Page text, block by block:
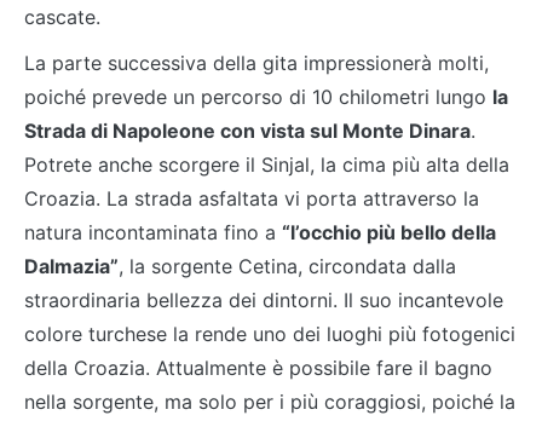
cascate.
La parte successiva della gita impressionerà molti,
poiché prevede un percorso di 10 chilometri lungo la
Strada di Napoleone con vista sul Monte Dinara.
Potrete anche scorgere il Sinjal, la cima più alta della
Croazia. La strada asfaltata vi porta attraverso la
natura incontaminata fino a “l’occhio più bello della
Dalmazia”, la sorgente Cetina, circondata dalla
straordinaria bellezza dei dintorni. Il suo incantevole
colore turchese la rende uno dei luoghi più fotogenici
della Croazia. Attualmente è possibile fare il bagno
nella sorgente, ma solo per i più coraggiosi, poiché la